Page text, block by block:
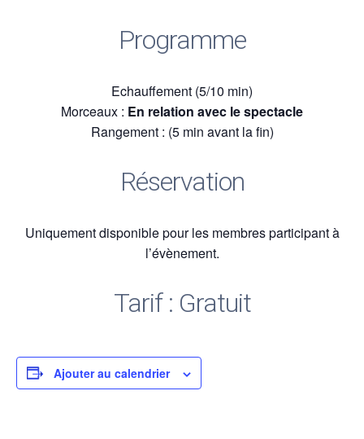
Programme
Echauffement (5/10 min)
Morceaux : En relation avec le spectacle
Rangement : (5 min avant la fin)
Réservation
Uniquement disponible pour les membres participant à
l’évènement.
Tarif : Gratuit
Ajouter au calendrier